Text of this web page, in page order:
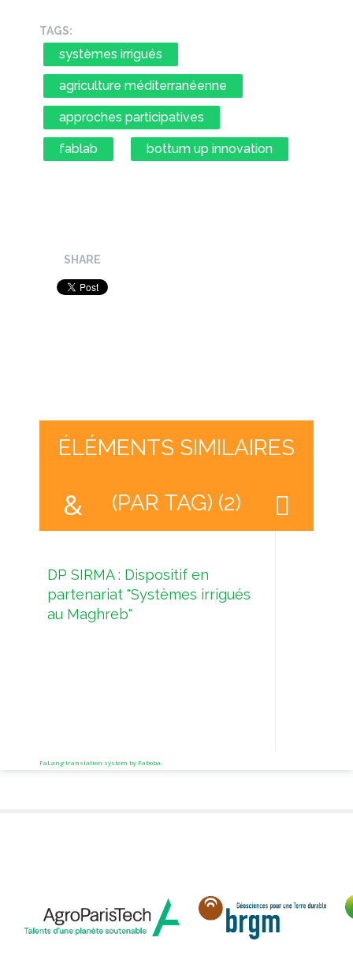
TAGS:
systèmes irrigués
agriculture méditerranéenne
approches participatives
fablab bottum up innovation
SHARE
ÉLÉMENTS SIMILAIRES
(PAR TAG) (2)
DP SIRMA : Dispositif en
partenariat "Systèmes irrigués
au Maghreb"
FaLang translation system by Faboba